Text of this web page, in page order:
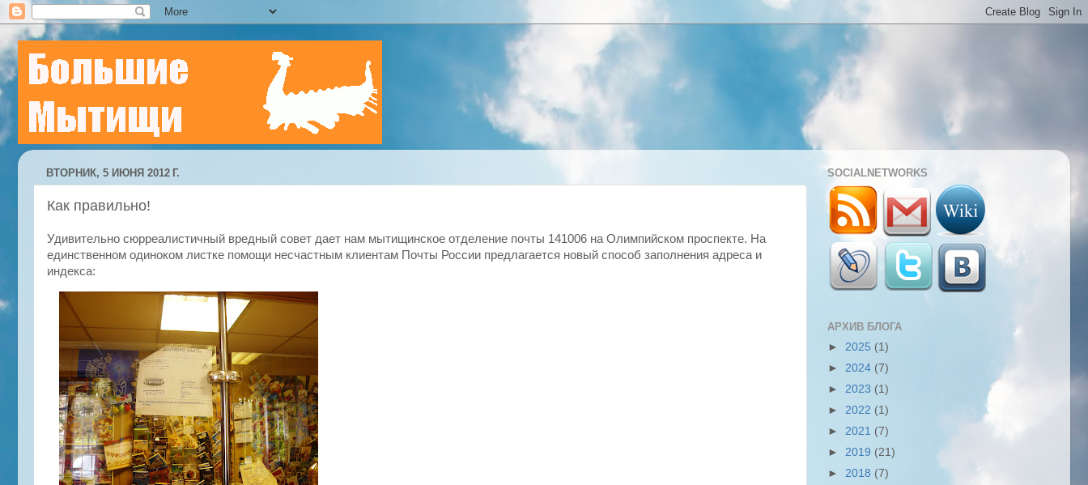
ВТОРНИК, 5 ИЮНЯ 2012 Г.
Как правильно!
Удивительно сюрреалистичный вредный совет дает нам мытищинское отделение почты 141006 на Олимпийском проспекте. На
единственном одиноком листке помощи несчастным клиентам Почты России предлагается новый способ заполнения адреса и
индекса:
SOCIALNETWORKS
АРХИВ БЛОГА
► 2025 (1)
► 2024 (7)
► 2023 (1)
► 2022 (1)
► 2021 (7)
► 2019 (21)
► 2018 (7)